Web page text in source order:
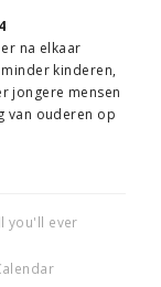
na elkaar
kinderen,
jongere mensen
van ouderen op
you'll ever